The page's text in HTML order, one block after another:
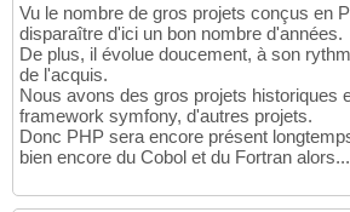
Vu le nombre de gros projets conçus en
disparaître d'ici un bon nombre d'années.
De plus, il évolue doucement, à son
de l'acquis.
Nous avons des gros projets historiques
framework symfony, d'autres projets.
Donc PHP sera encore présent
bien encore du Cobol et du Fortran alors...